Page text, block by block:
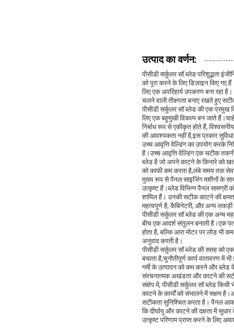
उत्पाद का वर्णन:
पीसीडी सर्कुलर सॉ ब्लेड परिशुद्धता
को पूरा करने के लिए डिज़ाइन किए गए
लिए एक अपरिहार्य उपकरण बना रहा
चलने वाली तीक्ष्णता बनाए रखते हुए
पीसीडी सर्कुलर सॉ ब्लेड की एक प्रमुख
लिए एक बहुमुखी विकल्प बन जाते
निर्बाध रूप से एकीकृत होते हैं,
की आवश्यकता नहीं है,इस प्रकार सुविधा
उच्च आवृत्ति वेल्डिंग का उपयोग करके
है।उच्च आवृत्ति वेल्डिंग एक सटीक
ब्लेड है जो अपने काटने के किनारे को
को काफी कम करता है,लंबे समय तक
मुख्य रूप से पैनल साइजिंग मशीनों के
उत्कृष्ट हैं।ब्लेड विभिन्न पैनल
शामिल हैं। उनकी सटीक काटने की
महत्वपूर्ण है, कैबिनेटरी, और अन्य लकड़ी
पीसीडी सर्कुलर सॉ ब्लेड की एक अन्य
बीच एक आदर्श संतुलन बनाती है।एक
होता है, बल्कि आरा मोटर पर लोड भी
अनुवाद करती है।
पीसीडी सर्कुलर सॉ ब्लेड की सतह को
बचाता है,चुनौतीपूर्ण कार्य वातावरण
गर्मी के उत्पादन को कम करने और ब्लेड
संरचनात्मक अखंडता और काटने की
संक्षेप में, पीसीडी सर्कुलर सॉ ब्लेड
काटने के कार्यों को संभालने में सक्षम
सटीकता सुनिश्चित करता है। पैनल
कि दीर्घायु और काटने की दक्षता में
उत्कृष्ट परिणाम प्राप्त करने के लिए